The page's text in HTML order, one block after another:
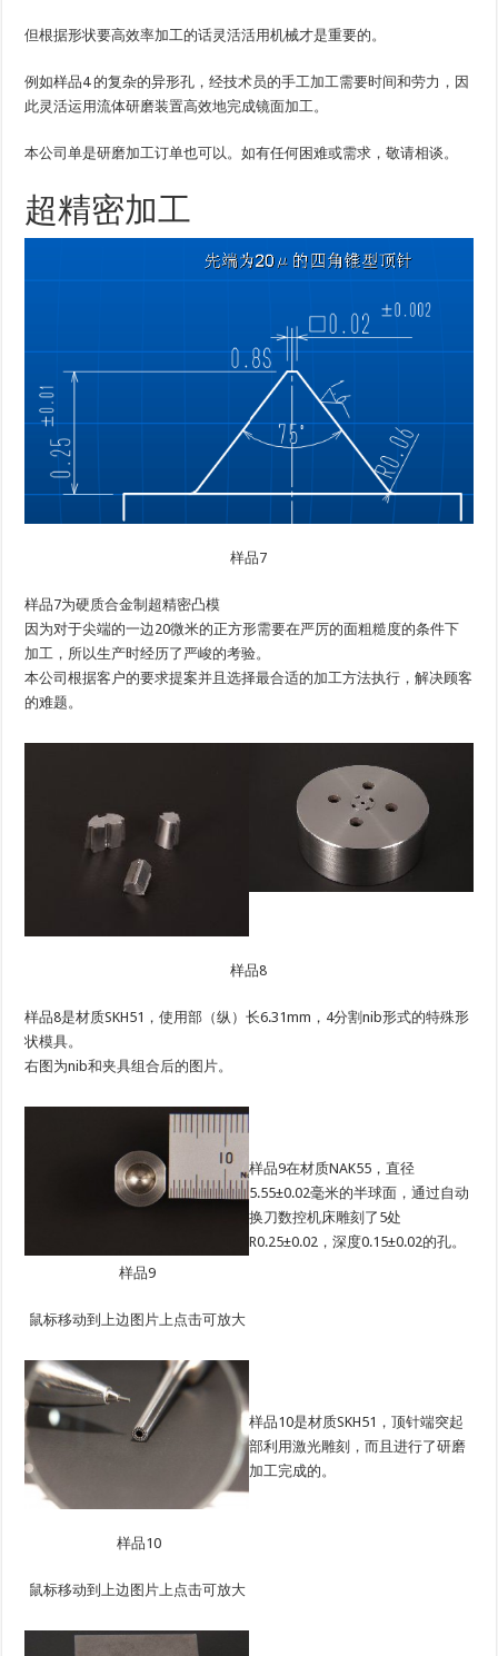
但根据形状要高效率加工的话灵活活用机械才是重要的。
例如样品4 的复杂的异形孔，经技术员的手工加工需要时间和劳力，因
此灵活运用流体研磨装置高效地完成镜面加工。
本公司单是研磨加工订单也可以。如有任何困难或需求，敬请相谈。
超精密加工
样品7
样品7为硬质合金制超精密凸模
因为对于尖端的一边20微米的正方形需要在严厉的面粗糙度的条件下
加工，所以生产时经历了严峻的考验。
本公司根据客户的要求提案并且选择最合适的加工方法执行，解决顾客
的难题。
样品8
样品8是材质SKH51，使用部（纵）长6.31mm，4分割nib形式的特殊形
状模具。
右图为nib和夹具组合后的图片。
样品9
鼠标移动到上边图片上点击可放大
样品9在材质NAK55，直径
5.55±0.02毫米的半球面，通过自动
换刀数控机床雕刻了5处
R0.25±0.02，深度0.15±0.02的孔。
样品10
鼠标移动到上边图片上点击可放大
样品10是材质SKH51，顶针端突起
部利用激光雕刻，而且进行了研磨
加工完成的。